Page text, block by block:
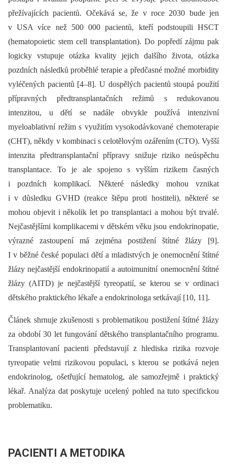
přežívajících pacientů. Očekává se, že v roce 2030 bude jen
v USA více než 500 000 pa­cientů, kteří podstoupili HSCT
(hematopoietic stem cell transplantation). Do popředí zájmu pak
logicky vstupuje otázka kvality jejich dalšího života, otázka
pozdních následků proběhlé terapie a předčasné možné morbidity
vyléčených pacientů [4–8]. U dospělých pacientů stoupá použití
přípravných předtransplantačních režimů s redukovanou
intenzitou, u dětí se nadále obvykle používá intenzivní
myeloablativní režim s využitím vysokodávkované chemoterapie
(CHT), někdy v kombinaci s celotělovým ozářením (CTO). Vyšší
intenzita předtransplantační přípravy snižuje riziko neúspěchu
transplantace. To je ale spojeno s vyšším rizikem časných
i pozdních komplikací. Některé následky mohou vznikat
i v důsledku GVHD (reakce štěpu proti hostiteli), některé se
mohou objevit i několik let po transplantaci a mohou být trvalé.
Nejčastějšími komplikacemi v dětském věku jsou endokrinopatie,
výrazné zastoupení má zejména postižení štítné žlázy [9].
I v běžné české populaci dětí a mladistvých je onemocnění štítné
žlázy nejčastější endokrinopatií a autoimunitní onemocnění štítné
žlázy (AITD) je nejčastější tyreopatií, se kterou se v ordinaci
dětského praktického lékaře a endokrinologa setkávají [10, 11].
Článek shrnuje zkušenosti s problematikou postižení štítné žlázy
za období 30 let fungování dětského transplantačního programu.
Transplantovaní pacienti představují z hlediska rizika rozvoje
tyreopatie velmi rizikovou populaci, s kterou se potkává nejen
endokrinolog, ošetřující hematolog, ale samozřejmě i praktický
lékař. Analýza dat poskytuje ucelený pohled na tuto specifickou
problematiku.
PACIENTI A METODIKA